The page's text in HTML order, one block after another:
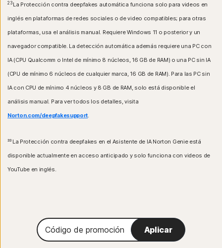
23 La Protección contra deepfakes automática funciona solo para videos en
inglés en plataformas de redes sociales o de video compatibles; para otras
plataformas, usa el análisis manual. Requiere Windows 11 o posterior y un
navegador compatible. La detección automática además requiere una PC con
IA (CPU Qualcomm o Intel de mínimo 8 núcleos, 16 GB de RAM) o una PC sin IA
(CPU de mínimo 6 núcleos de cualquier marca, 16 GB de RAM). Para las PC sin
IA con CPU de mínimo 4 núcleos y 8 GB de RAM, solo está disponible el
análisis manual. Para ver todos los detalles, visita
Norton.com/deepfakesupport.
³³ La Protección contra deepfakes en el Asistente de IA Norton Genie está
disponible actualmente en acceso anticipado y solo funciona con videos de
YouTube en inglés.
Código
de
promoción
Aplicar